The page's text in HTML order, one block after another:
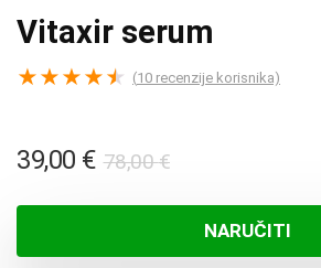
Vitaxir serum
★★★★★ (10 recenzije korisnika)
78,00€Izvorna
bila
je:
39,00 €
Trenutna
39,00 €.
NARUČITI